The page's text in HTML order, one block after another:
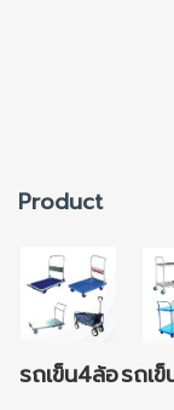
Product
รถเข็น4ล้อรถเ